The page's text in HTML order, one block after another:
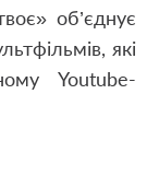
об’єднує
які
Youtube-